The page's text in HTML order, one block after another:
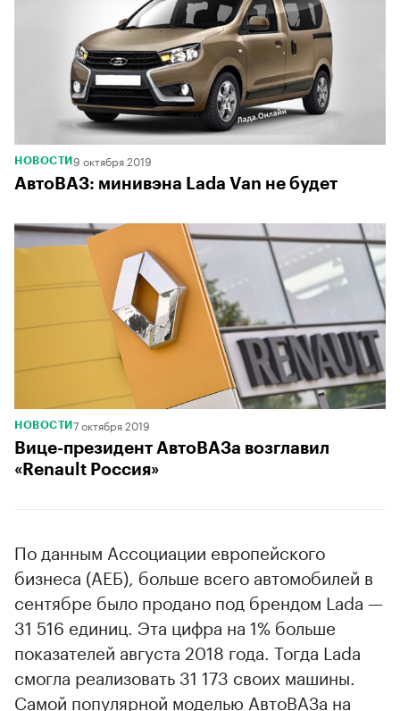
НОВОСТИ 9 октября 2019
АвтоВАЗ: минивэна Lada Van не будет
НОВОСТИ 7 октября 2019
Вице-президент АвтоВАЗа возглавил
«Renault Россия»
По данным Ассоциации европейского
бизнеса (АЕБ), больше всего автомобилей в
сентябре было продано под брендом Lada —
31 516 единиц. Эта цифра на 1% больше
показателей августа 2018 года. Тогда Lada
смогла реализовать 31 173 своих машины.
Самой популярной моделью АвтоВАЗа на